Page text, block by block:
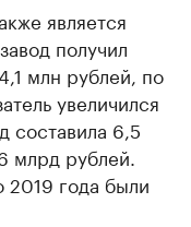
является
получил
млн рублей, по
увеличился
составила 6,5
млрд рублей.
2019 года были